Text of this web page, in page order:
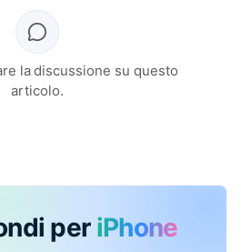
la discussione su questo
articolo.
per iPhone